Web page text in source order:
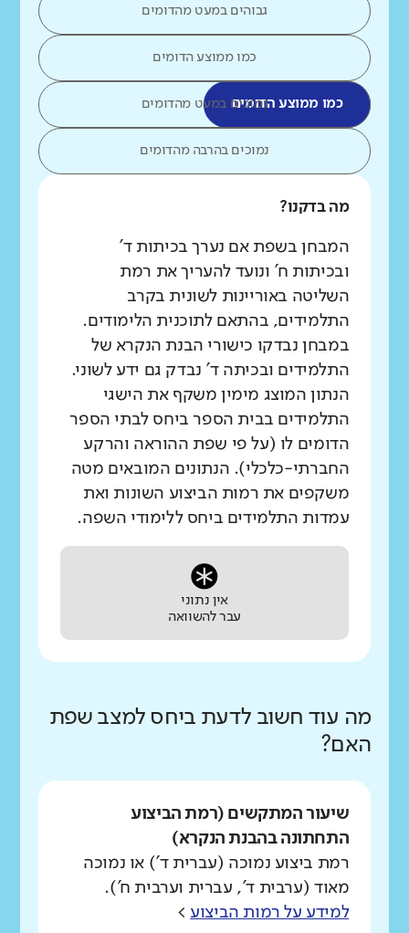
גבוהים במעט מהדומים
כמו ממוצע הדומים
כמו ממוצע הדומיםנמוכים במעט מהדומים
נמוכים בהרבה מהדומים
מה בדקנו?
המבחן בשפת אם נערך בכיתות ד'
ובכיתות ח' ונועד להעריך את רמת
השליטה באוריינות לשונית בקרב
התלמידים, בהתאם לתוכנית הלימודים.
במבחן נבדקו כישורי הבנת הנקרא של
התלמידים ובכיתה ד' נבדק גם ידע לשוני.
הנתון המוצג מימין משקף את הישגי
התלמידים בבית הספר ביחס לבתי הספר
הדומים לו (על פי שפת ההוראה והרקע
החברתי-כלכלי). הנתונים המובאים מטה
משקפים את רמות הביצוע השונות ואת
עמדות התלמידים ביחס ללימודי השפה.
אין נתוני
עבר להשוואה
מה עוד חשוב לדעת ביחס למצב שפת
האם?
שיעור המתקשים (רמת הביצוע
התחתונה בהבנת הנקרא)
רמת ביצוע נמוכה (עברית ד') או נמוכה
מאוד (ערבית ד', עברית וערבית ח').
למידע על רמות הביצוע >